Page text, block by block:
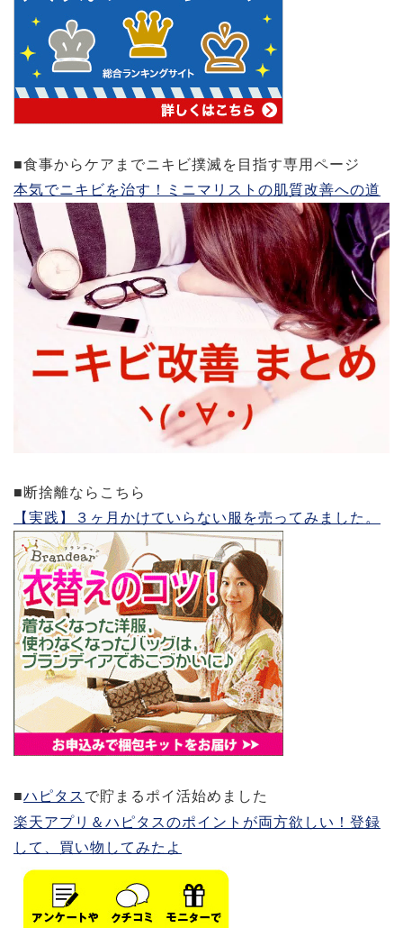
■食事からケアまでニキビ撲滅を目指す専用ページ
本気でニキビを治す！ミニマリストの肌質改善への道
■断捨離ならこちら
【実践】３ヶ月かけていらない服を売ってみました。
■ハピタス で貯まるポイ活始めました
楽天アプリ＆ハピタスのポイントが両方欲しい！登録
して、買い物してみたよ